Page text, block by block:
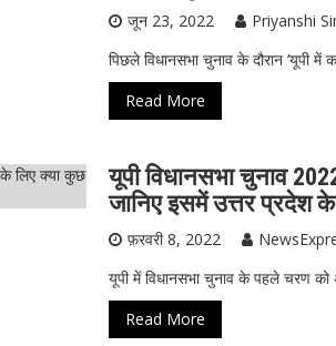
जून 23, 2022
Priyanshi
पिछले विधानसभा चुनाव के दौरान ‘यूपी में
Read More
यूपी विधानसभा चुनाव
जानिए इसमें उत्तर प्रदेश
फ़रवरी 8, 2022
यूपी में विधानसभा चुनाव के पहले चरण
Read More